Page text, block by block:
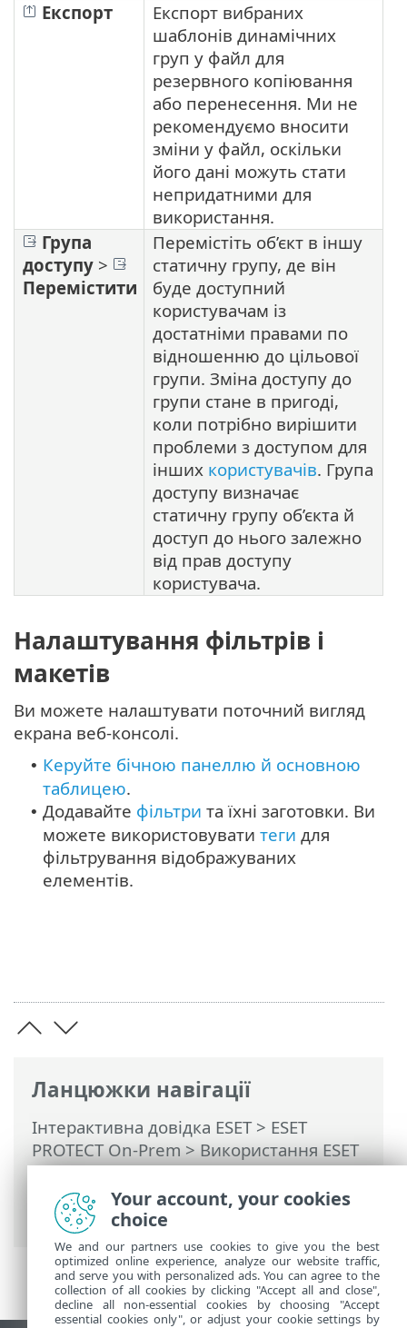
Ланцюжки навігації
Інтерактивна довідка ESET> ESET
PROTECT On-Prem>Використання ESET
PROTECT On-Prem>ESET PROTECT On-
Prem Головне меню> Докладніше >
Шаблони динамічних груп
Експорт
Експорт вибраних
шаблонів динамічних
груп у файл для
резервного копіювання
або перенесення. Ми не
рекомендуємо вносити
зміни у файл, оскільки
його дані можуть стати
непридатними для
використання.
Група
доступу >
Перемістити
Перемістіть об’єкт в іншу
статичну групу, де він
буде доступний
користувачам із
достатніми правами по
відношенню до цільової
групи. Зміна доступу до
групи стане в пригоді,
коли потрібно вирішити
проблеми з доступом для
інших користувачів. Група
доступу визначає
статичну групу об’єкта й
доступ до нього залежно
від прав доступу
користувача.
Налаштування фільтрів і
макетів
Ви можете налаштувати поточний вигляд
екрана веб-консолі.
• Керуйте бічною панеллю й основною
таблицею.
• Додавайте фільтри та їхні заготовки. Ви
можете використовувати теги для
фільтрування відображуваних
елементів.
Your account, your cookies
choice
We and our partners use cookies to give you the best
optimized online experience, analyze our website traffic,
and serve you with personalized ads. You can agree to the
collection of all cookies by clicking "Accept all and close",
decline all non-essential cookies by choosing "Accept
essential cookies only", or adjust your cookie settings by